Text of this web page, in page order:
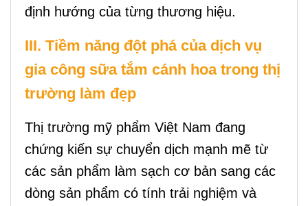
định hướng của từng thương hiệu.
III. Tiềm năng đột phá của dịch vụ
gia công sữa tắm cánh hoa trong thị
trường làm đẹp
Thị trường mỹ phẩm Việt Nam đang
chứng kiến sự chuyển dịch mạnh mẽ từ
các sản phẩm làm sạch cơ bản sang các
dòng sản phẩm có tính trải nghiệm và